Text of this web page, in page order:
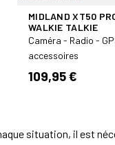
situation, il est
MIDLAND XT50
WALKIE TALKIE
Caméra - Radio -
accessoires
109,95 €